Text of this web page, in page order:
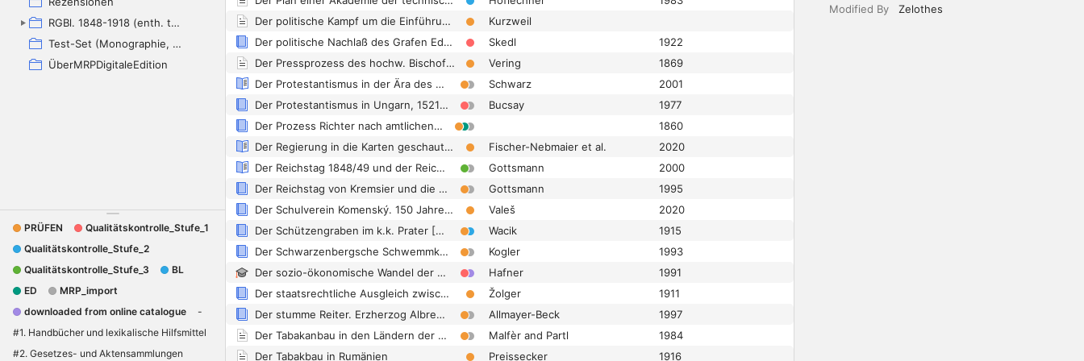
RGBl. 1848-1918 (enth. tw. LGBl., JGS, PGV. etc.)
Test-Set (Monographie, Artikel, Sammelband, MRP, HM, ohne Autor
ÜberMRPDigitaleEdition
PRÜFEN
Qualitätskontrolle_Stufe_1
Qualitätskontrolle_Stufe_2
Qualitätskontrolle_Stufe_3
BL
ED
MRP_import
downloaded from online catalogue
-
#1. Handbücher und lexikalische Hilfsmittel
#2. Gesetzes- und Aktensammlungen
Der politische Kampf um die Einführung slowenischsprachiger Klassen am k. k. Staatsgymnasium Cilli
Kurzweil
Der politische Nachlaß des Grafen Eduard Taaffe
Skedl
1922
Der Pressprozess des hochw. Bischofs von Linz vor dem Schwurgerichte
Vering
1869
Der Protestantismus in der Ära des Neoabsolutismus. Zum Projekt einer protestantischen Reichskirche in der Habsburgermonarchie
Schwarz
2001
Der Protestantismus in Ungarn, 1521–1978. Ungarns Reformationskirchen in Geschichte und Gegenwart. Teil 1 und 2
Bucsay
1977
Der Prozess Richter nach amtlichen Aktenstücken und stenographischen Aufzeichnungen bearbeitet von einem Fachmann
1860
Der Regierung in die Karten geschaut. Hybride Edition der österreichischen/cisleithanischen Ministerratsprotokolle (1867–1918)
Fischer-Nebmaier et al.
2020
Der Reichstag 1848/49 und der Reichsrat 1861 bis 1865
Gottsmann
2000
Der Reichstag von Kremsier und die Regierung Schwarzenberg. Die Verfassungsdiskussion des Jahres 1848 im Spannungsfeld zwischen Reaktion und nationaler Frage
Gottsmann
1995
Der Schulverein Komenský. 150 Jahre Tschechisches Schulwesen in Wien – Školský spolek Komenský. 150 let českého školství Vídni
Valeš
2020
Der Schützengraben im k.k. Prater [Plakat]
Wacik
1915
Der Schwarzenbergsche Schwemmkanal
Kogler
1993
Der sozio-ökonomische Wandel der österreichischen Staatsangestellten 1914–1924
Hafner
1991
Der staatsrechtliche Ausgleich zwischen Österreich und Ungarn
Žolger
1911
Der stumme Reiter. Erzherzog Albrecht. Der Feldherr „Gesamtösterreichs“
Allmayer-Beck
1997
Der Tabakanbau in den Ländern der ungarischen Krone in der Mitte des 19. Jahrhunderts. Eine historische Landwirtschaftskarte
Malfèr and Partl
1984
Der Tabakbau in Rumänien
Preissecker 1916
Modified By
Zelothes